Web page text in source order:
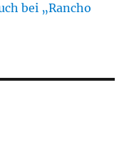
bei „Rancho